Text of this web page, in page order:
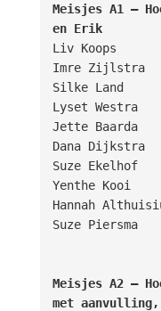
Meisjes A1 –
en Erik
Liv Koops
Imre Zijlstra
Silke Land
Lyset Westra
Jette Baarda
Dana Dijkstra
Suze Ekelhof
Yenthe Kooi
Hannah
Suze Piersma
Meisjes A2 –
met aanvulling,